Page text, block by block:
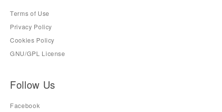
Terms of Use
Privacy Policy
Cookies Policy
GNU/GPL License
Follow Us
Facebook